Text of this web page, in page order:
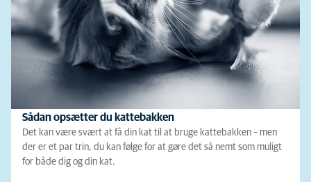
Sådan opsætter du kattebakken
Det kan være svært at få din kat til at bruge kattebakken – men
der er et par trin, du kan følge for at gøre det så nemt som muligt
for både dig og din kat.